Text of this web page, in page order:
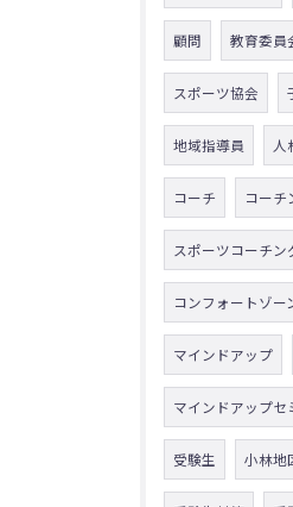
顧問 教育委員
スポーツ協会
地域指導員 人
コーチ コーチ
スポーツコーチン
コンフォートゾー
マインドアップ
マインドアップセ
受験生 小林地